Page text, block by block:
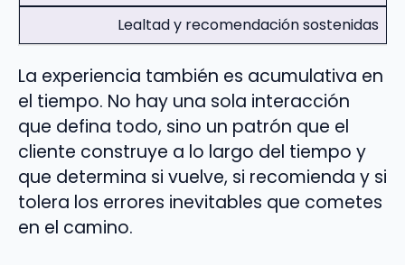
Lealtad y recomendación sostenidas
La experiencia también es acumulativa en
el tiempo. No hay una sola interacción
que defina todo, sino un patrón que el
cliente construye a lo largo del tiempo y
que determina si vuelve, si recomienda y si
tolera los errores inevitables que cometes
en el camino.